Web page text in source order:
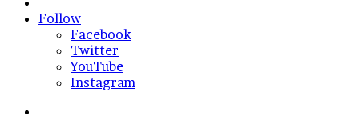
In
Follow
Facebook
Twitter
YouTube
Instagram